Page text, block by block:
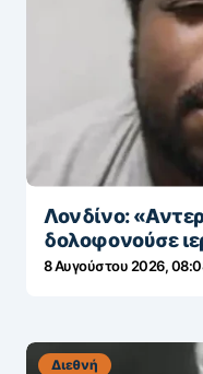
Λονδίνο:
δολοφονούσε
8 Αυγούστου 2026,
Διεθνή